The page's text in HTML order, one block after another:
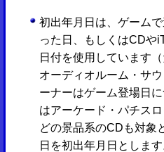
初出年月日は、ゲーム
った日、もしくはCDや
日付を使用しています
オーディオルーム・サ
ーナーはゲーム登場日
はアーケード・パチス
どの景品系のCDも対象
日を初出年月日としま